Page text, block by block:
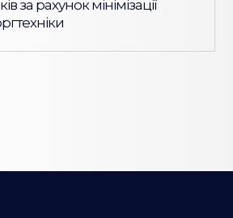
за рахунок мінімізації